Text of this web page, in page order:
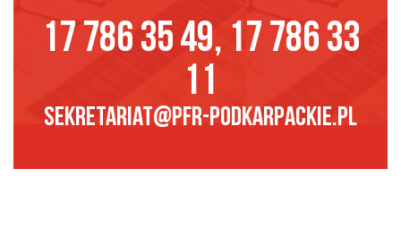
17 786 35 49, 17 786 33
11
sekretariat@pfr-podkarpackie.pl